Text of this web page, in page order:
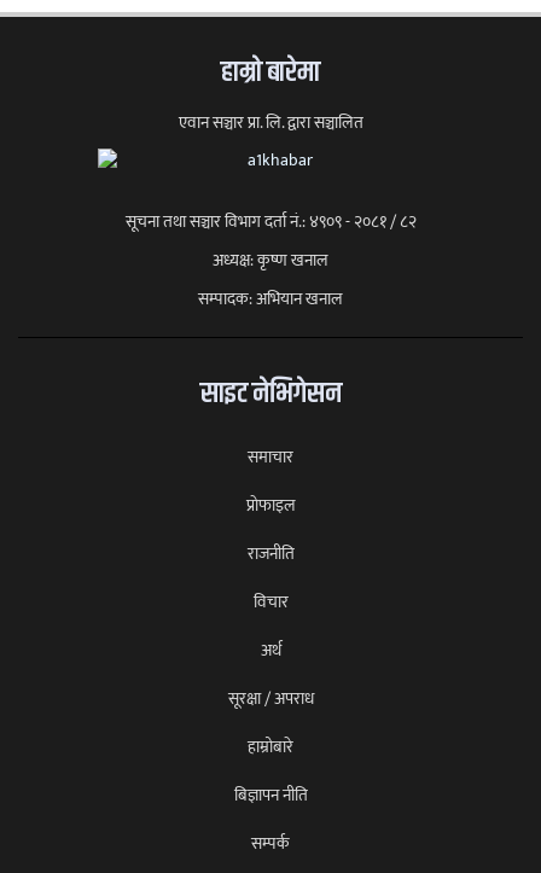
हाम्राे बारेमा
एवान सञ्चार प्रा. लि. द्वारा सञ्चालित
सूचना तथा सञ्चार विभाग दर्ता नं.: ४९०९ - २०८१ / ८२
अध्यक्ष: कृष्ण खनाल
सम्पादक: अभियान खनाल
साइट नेभिगेसन
समाचार
प्राेफाइल
राजनीति
विचार
अर्थ
सूरक्षा / अपराध
हाम्रोबारे
बिज्ञापन नीति
सम्पर्क